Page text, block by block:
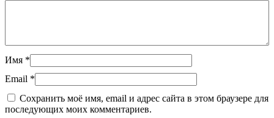
Имя *
Email *
Сохранить моё имя, email и адрес сайта в этом браузере для
последующих моих комментариев.